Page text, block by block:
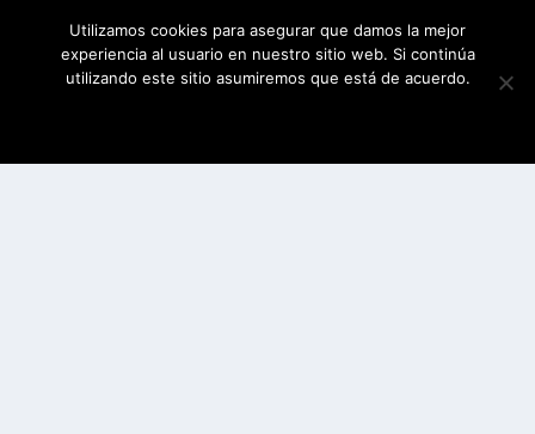
Utilizamos cookies para asegurar que damos la mejor
experiencia al usuario en nuestro sitio web. Si continúa
utilizando este sitio asumiremos que está de acuerdo.